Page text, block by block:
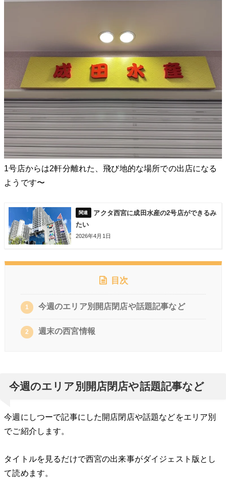
1号店からは2軒分離れた、飛び地的な場所での出店になる
ようです〜
アクタ西宮に成田水産の2号店ができるみ
たい
2026年4月1日
目次
1 今週のエリア別開店閉店や話題記事など
2 週末の西宮情報
今週のエリア別開店閉店や話題記事など
今週にしつーで記事にした開店閉店や話題などをエリア別
でご紹介します。
タイトルを見るだけで西宮の出来事がダイジェスト版とし
て読めます。